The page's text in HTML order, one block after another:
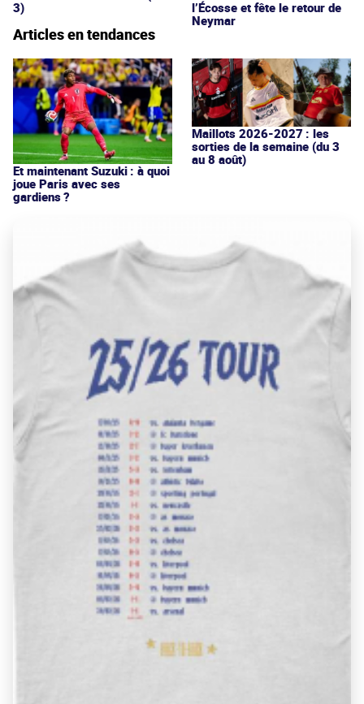
3)
l’Écosse et fête le retour de
Neymar
Articles en tendances
Et maintenant Suzuki : à quoi
joue Paris avec ses
gardiens ?
Maillots 2026-2027 : les
sorties de la semaine (du 3
au 8 août)